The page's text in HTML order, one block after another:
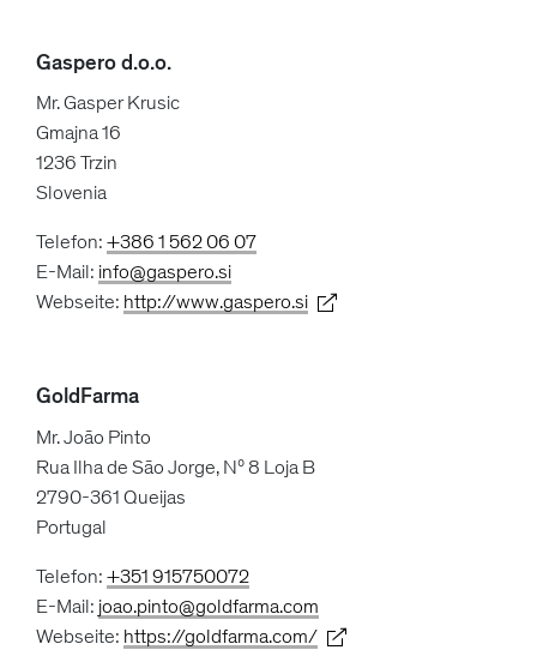
Gaspero d.o.o.
Mr. Gasper Krusic
Gmajna 16
1236 Trzin
Slovenia
Telefon:+386 1 562 06 07
E-Mail: info@gaspero.si
Webseite: http://www.gaspero.si
GoldFarma
Mr. João Pinto
Rua Ilha de São Jorge, Nº 8 Loja B
2790-361 Queijas
Portugal
Telefon:+351 915750072
E-Mail: joao.pinto@goldfarma.com
Webseite: https://goldfarma.com/